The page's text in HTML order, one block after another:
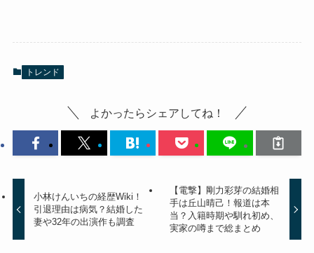
トレンド
よかったらシェアしてね！
小林けんいちの経歴Wiki！
引退理由は病気？結婚した
妻や32年の出演作も調査
【電撃】剛力彩芽の結婚相
手は丘山晴己！報道は本
当？入籍時期や馴れ初め、
実家の噂まで総まとめ